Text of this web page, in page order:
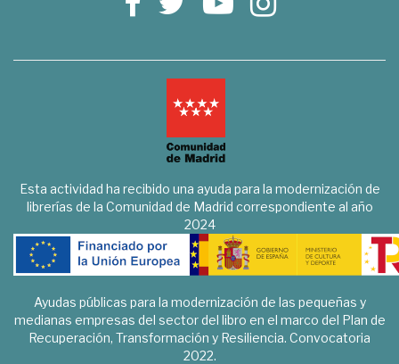
Esta actividad ha recibido una ayuda para la modernización de
librerías de la Comunidad de Madrid correspondiente al año
2024
Ayudas públicas para la modernización de las pequeñas y
medianas empresas del sector del libro en el marco del Plan de
Recuperación, Transformación y Resiliencia. Convocatoria
2022.